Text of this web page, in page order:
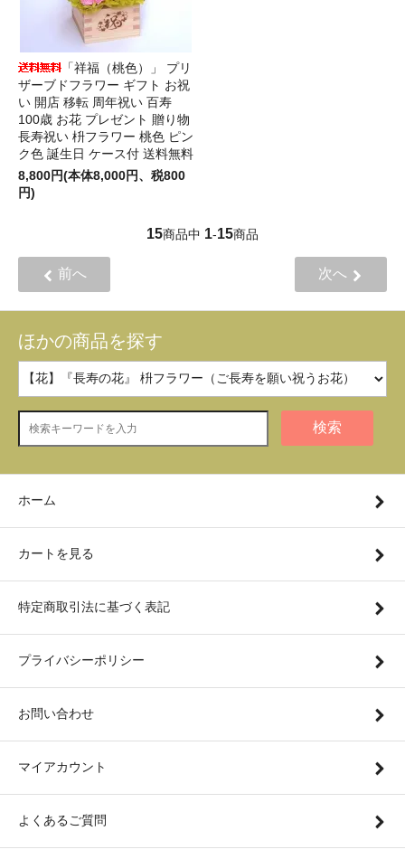
「祥福（桃色）」 プリ
ザーブドフラワー ギフト お祝
い 開店 移転 周年祝い 百寿
100歳 お花 プレゼント 贈り物
長寿祝い 枡フラワー 桃色 ピン
ク色 誕生日 ケース付 送料無料
8,800円(本体8,000円、税800
円)
15商品中 1-15商品
前へ 次へ
ほかの商品を探す
検索
ホーム
カートを見る
特定商取引法に基づく表記
プライバシーポリシー
お問い合わせ
マイアカウント
よくあるご質問